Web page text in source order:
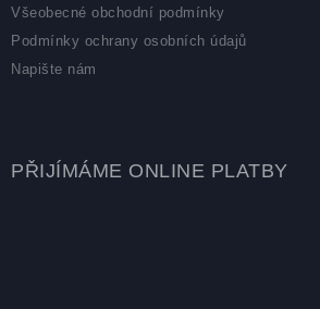
Všeobecné obchodní podmínky
Podmínky ochrany osobních údajů
Napište nám
PŘIJÍMÁME ONLINE PLATBY